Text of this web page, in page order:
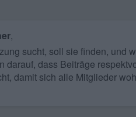
,
sucht, soll sie finden, und
darauf, dass Beiträge
damit sich alle Mitglieder